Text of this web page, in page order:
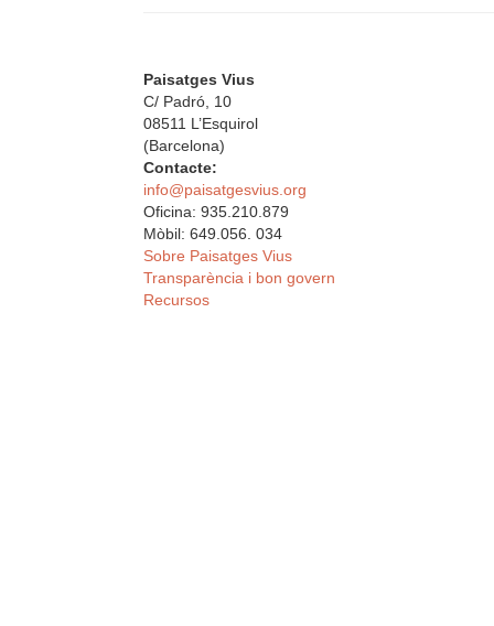
Paisatges Vius
C/ Padró, 10
08511 L’Esquirol
(Barcelona)
Contacte:
info@paisatgesvius.org
Oficina: 935.210.879
Mòbil: 649.056. 034
Sobre Paisatges Vius
Transparència i bon govern
Recursos